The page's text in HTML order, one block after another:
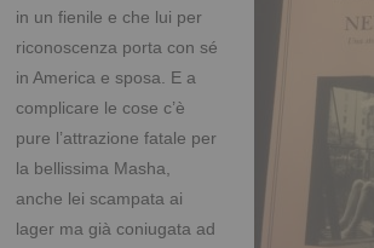
in un fienile e che lui per
riconoscenza porta con sé
in America e sposa. E a
complicare le cose c’è
pure l’attrazione fatale per
la bellissima Masha,
anche lei scampata ai
lager ma già coniugata ad